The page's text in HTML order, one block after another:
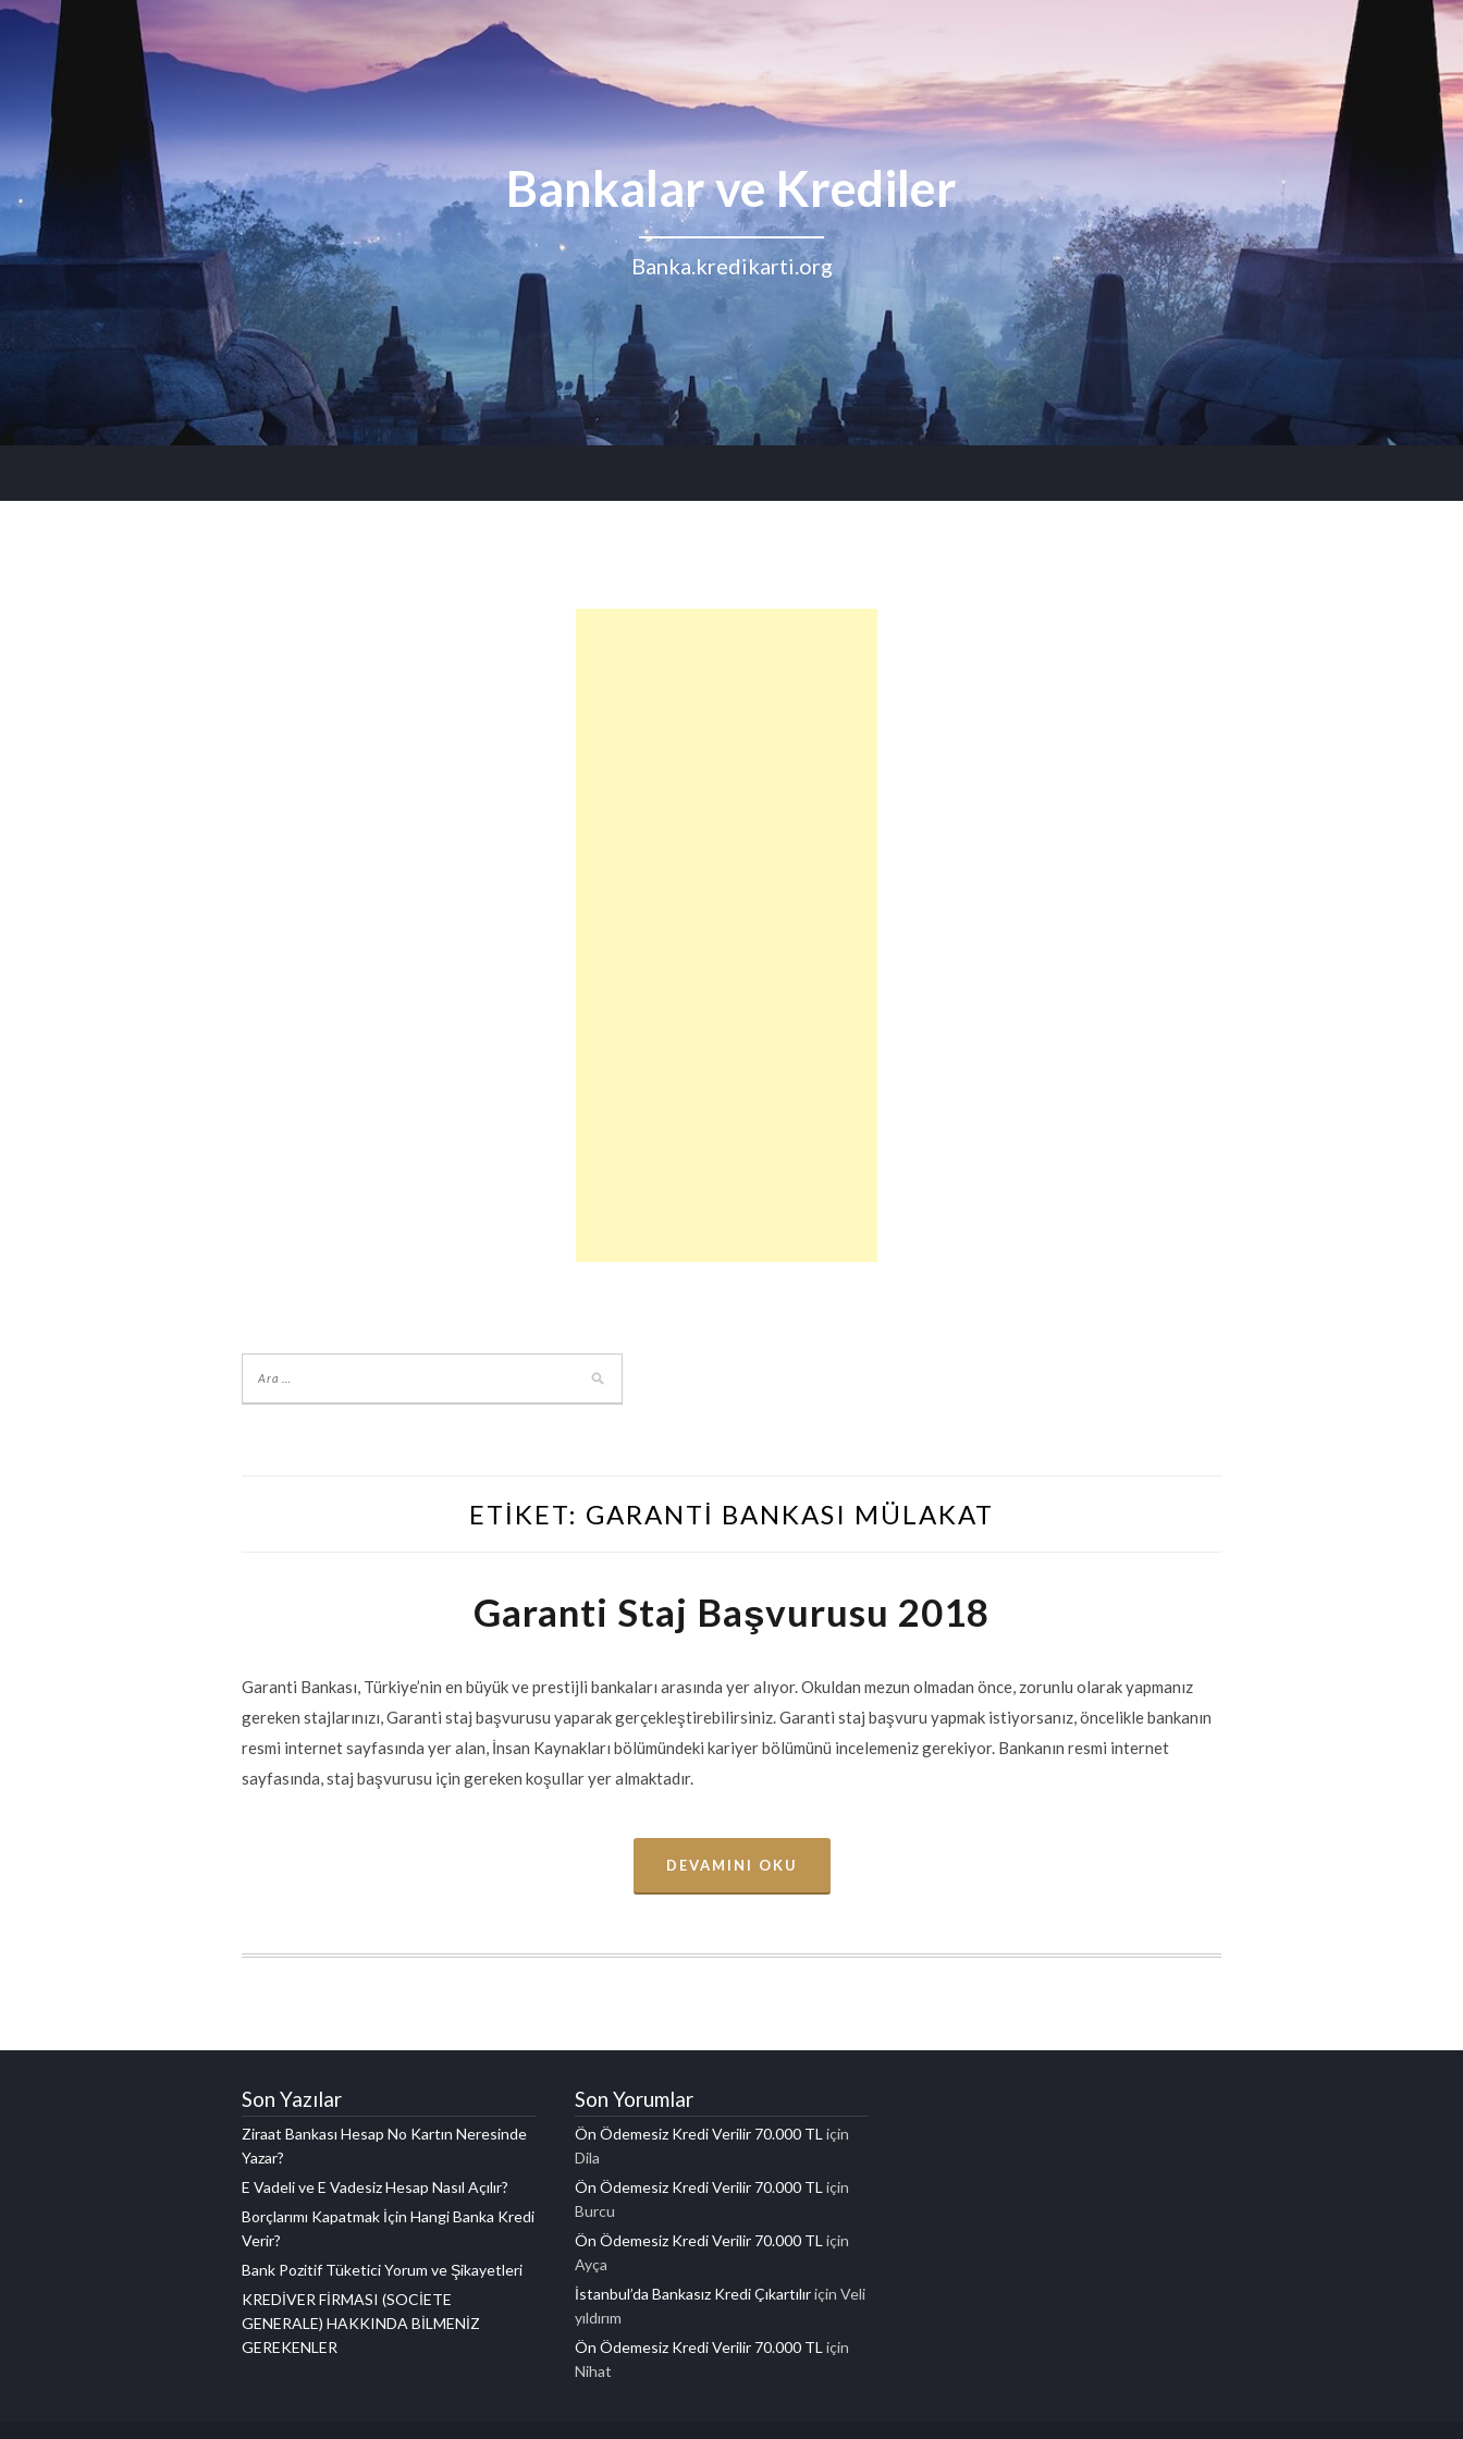
Bankalar ve Krediler
Banka.kredikarti.org
ETIKET: GARANTI BANKASI MÜLAKAT
Garanti Staj Başvurusu 2018
Garanti Bankası, Türkiye’nin en büyük ve prestijli bankaları arasında yer alıyor. Okuldan mezun olmadan önce, zorunlu olarak yapmanız
gereken stajlarınızı, Garanti staj başvurusu yaparak gerçekleştirebilirsiniz. Garanti staj başvuru yapmak istiyorsanız, öncelikle bankanın
resmi internet sayfasında yer alan, İnsan Kaynakları bölümündeki kariyer bölümünü incelemeniz gerekiyor. Bankanın resmi internet
sayfasında, staj başvurusu için gereken koşullar yer almaktadır.
DEVAMINI OKU
Son Yazılar
Ziraat Bankası Hesap No Kartın Neresinde
Yazar?
E Vadeli ve E Vadesiz Hesap Nasıl Açılır?
Borçlarımı Kapatmak İçin Hangi Banka Kredi
Verir?
Bank Pozitif Tüketici Yorum ve Şikayetleri
KREDİVER FİRMASI (SOCİETE
GENERALE) HAKKINDA BİLMENİZ
GEREKENLER
Son Yorumlar
Ön Ödemesiz Kredi Verilir 70.000 TL için
Dila
Ön Ödemesiz Kredi Verilir 70.000 TL için
Burcu
Ön Ödemesiz Kredi Verilir 70.000 TL için
Ayça
İstanbul’da Bankasız Kredi Çıkartılıriçin Veli
yıldırım
Ön Ödemesiz Kredi Verilir 70.000 TL için
Nihat